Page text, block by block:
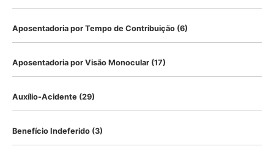
Aposentadoria por Tempo de Contribuição (6)
Aposentadoria por Visão Monocular (17)
Auxílio-Acidente (29)
Benefício Indeferido (3)